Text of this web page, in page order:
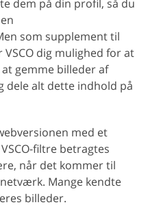
dem på din profil, så du
som supplement til
dig mulighed for at
gemme billeder af
dele alt dette indhold på
med et
filtre betragtes
når det kommer til
Mange kendte
billeder.